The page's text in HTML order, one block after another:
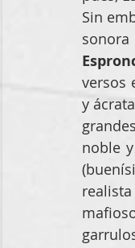
Sin
versos
y
noble